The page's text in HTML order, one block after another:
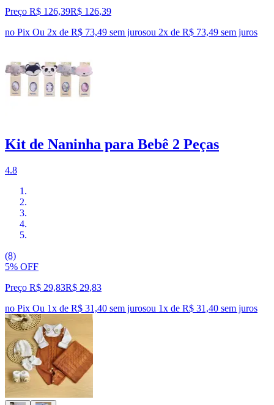
Preço R$ 126,39R$ 126,39
no Pix Ou 2x de R$ 73,49 sem jurosou 2x de R$ 73,49 sem juros
Kit de Naninha para Bebê 2 Peças
4.8
(8)
5% OFF
Preço R$ 29,83R$ 29,83
no Pix Ou 1x de R$ 31,40 sem jurosou 1x de R$ 31,40 sem juros